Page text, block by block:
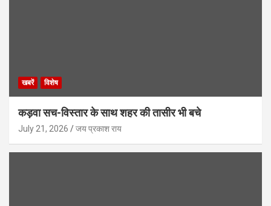
खबरें विशेष
कड़वा सच-विस्तार के साथ शहर की तासीर भी बचे
July 21, 2026 जय प्रकाश राय